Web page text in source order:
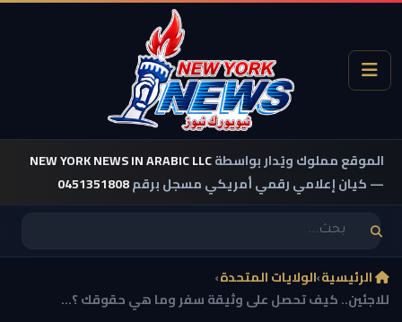
الموقع مملوك ويُدار بواسطةNEW YORK NEWS IN ARABIC LLC
— كيان إعلامي رقمي أمريكي مسجل برقم0451351808
الرئيسية›الولايات المتحدة›
للاجئين.. كيف تحصل على وثيقة سفر وما هي حقوقك ؟...